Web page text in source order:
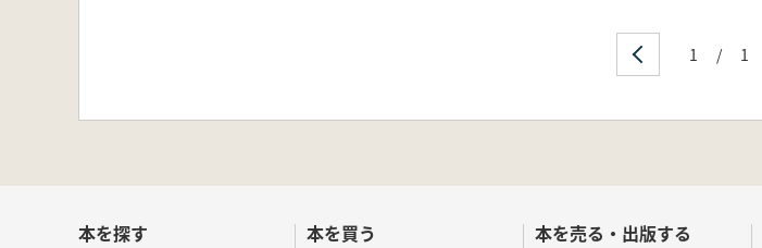
1 / 1
本を探す 本を買う 本を売る・出版する